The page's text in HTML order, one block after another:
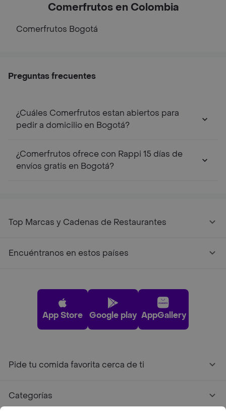
Comerfrutos en Colombia
Comerfrutos Bogotá
Preguntas frecuentes
¿Cuáles Comerfrutos estan abiertos para
pedir a domicilio en Bogotá?
¿Comerfrutos ofrece con Rappi 15 días de
envíos gratis en Bogotá?
Top Marcas y Cadenas de Restaurantes
Encuéntranos en estos países
App Store Google play AppGallery
Pide tu comida favorita cerca de ti
Categorías